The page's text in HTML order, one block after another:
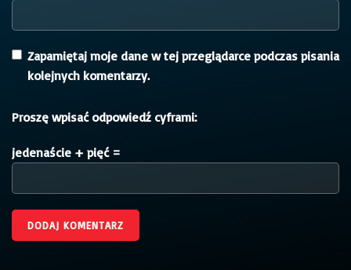
Zapamiętaj moje dane w tej przeglądarce podczas pisania
kolejnych komentarzy.
Proszę wpisać odpowiedź cyframi:
jedenaście + pięć =